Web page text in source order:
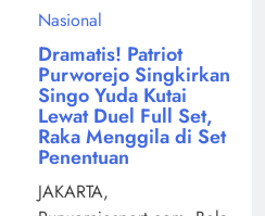
Nasional
Dramatis! Patriot
Purworejo Singkirkan
Singo Yuda Kutai
Lewat Duel Full Set,
Raka Menggila di Set
Penentuan
JAKARTA,